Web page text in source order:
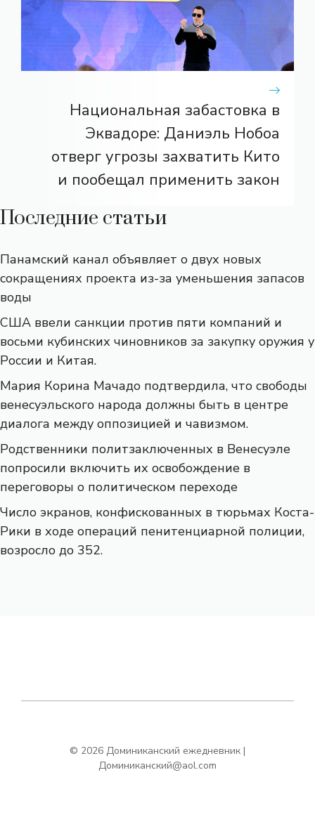
Национальная забастовка в
Эквадоре: Даниэль Нобоа
отверг угрозы захватить Кито
и пообещал применить закон
Последние статьи
Панамский канал объявляет о двух новых
сокращениях проекта из-за уменьшения запасов
воды
США ввели санкции против пяти компаний и
восьми кубинских чиновников за закупку оружия у
России и Китая.
Мария Корина Мачадо подтвердила, что свободы
венесуэльского народа должны быть в центре
диалога между оппозицией и чавизмом.
Родственники политзаключенных в Венесуэле
попросили включить их освобождение в
переговоры о политическом переходе
Число экранов, конфискованных в тюрьмах Коста-
Рики в ходе операций пенитенциарной полиции,
возросло до 352.
© 2026 Доминиканский ежедневник |
Доминиканский@aol.com